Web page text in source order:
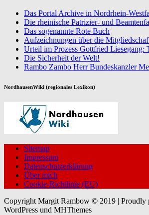
Das Portal Archive in Nordrhein-
Die rheinische Patrizier- und
Das sogenannte Rote Buch
Aufzeichnungen über die
Urteil im Prozess Gottfried Liesegang:
Die Sicherheit der Welt!
Rambo Zambo Herr Bundeskanzler
NordhausenWiki (regionales Lexikon)
Sitemap
Impressum
Datenschutzerklärung
Über mich
Cookie-Richtlinie (EU)
Copyright Margit Rambow © 2019 | Proudly
WordPress und MHThemes